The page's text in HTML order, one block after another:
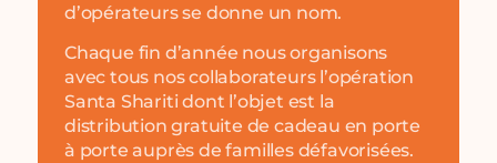
d’opérateurs se donne un nom.
Chaque fin d’année nous organisons
avec tous nos collaborateurs l’opération
Santa Shariti dont l’objet est la
distribution gratuite de cadeau en porte
à porte auprès de familles défavorisées.